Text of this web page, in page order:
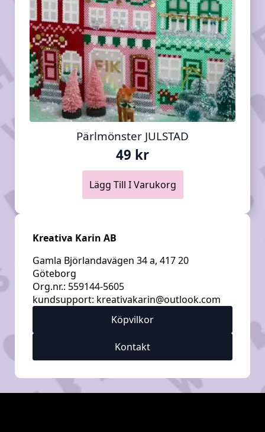
Pärlmönster JULSTAD
49 kr
Lägg Till I Varukorg
Kreativa Karin AB
Gamla Björlandavägen 34 a, 417 20
Göteborg
Org.nr.: 559144-5605
kundsupport: kreativakarin@outlook.com
Köpvilkor
Kontakt